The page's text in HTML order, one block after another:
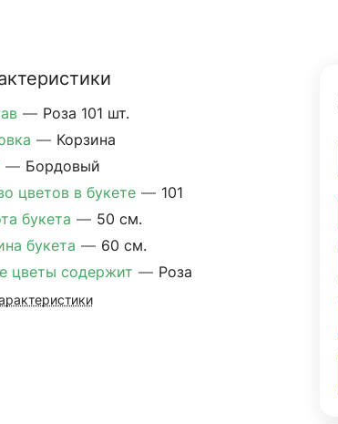
— Роза 101 шт.
— Корзина
— Бордовый
цветов в букете — 101
букета — 50 см.
букета — 60 см.
цветы содержит — Роза